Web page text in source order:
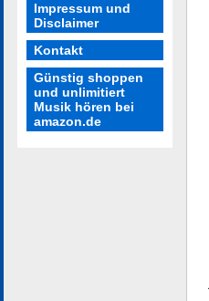
Impressum und
Disclaimer
Kontakt
Günstig shoppen
und unlimitiert
Musik hören bei
amazon.de